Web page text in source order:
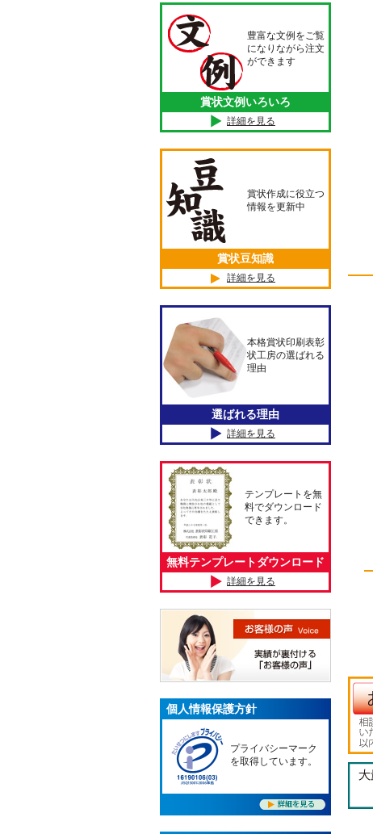
豊富な文例をご覧
になりながら注文
ができます
賞状文例いろいろ
詳細を見る
賞状作成に役立つ
情報を更新中
賞状豆知識
詳細を見る
本格賞状印刷表彰
状工房の選ばれる
理由
選ばれる理由
詳細を見る
テンプレートを無
料でダウンロード
できます。
無料テンプレートダウンロード
詳細を見る
個人情報保護方針
プライバシーマーク
を取得しています。